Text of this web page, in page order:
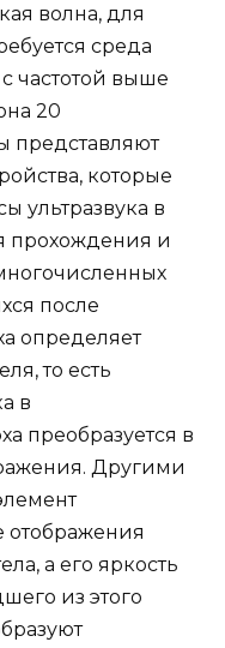
волна, для
среда
частотой выше
20
представляют
которые
ультразвука в
прохождения и
после
определяет
то есть
в
преобразуется в
Другими
отображения
а его яркость
из этого